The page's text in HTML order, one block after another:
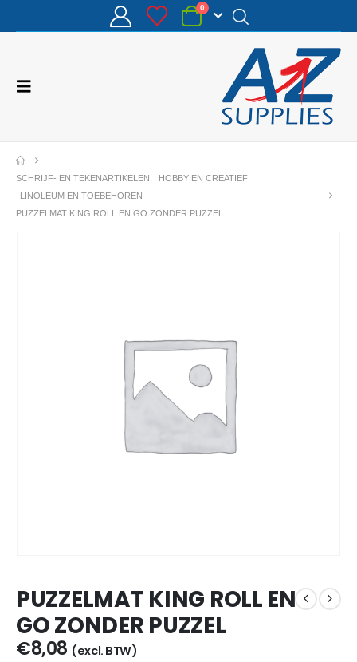
0
SCHRIJF- EN TEKENARTIKELEN HOBBY EN CREATIEF
LINOLEUM EN TOEBEHOREN
PUZZELMAT KING ROLL EN GO ZONDER PUZZEL
PUZZELMAT KING ROLL EN
GO ZONDER PUZZEL
€8,08 (excl. BTW)